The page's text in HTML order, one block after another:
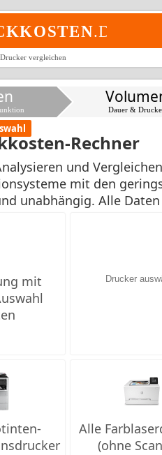
vergleichen
Dauer &
Rechner
und
mit den
unabhängig. Alle
mit
Alle
(ohne